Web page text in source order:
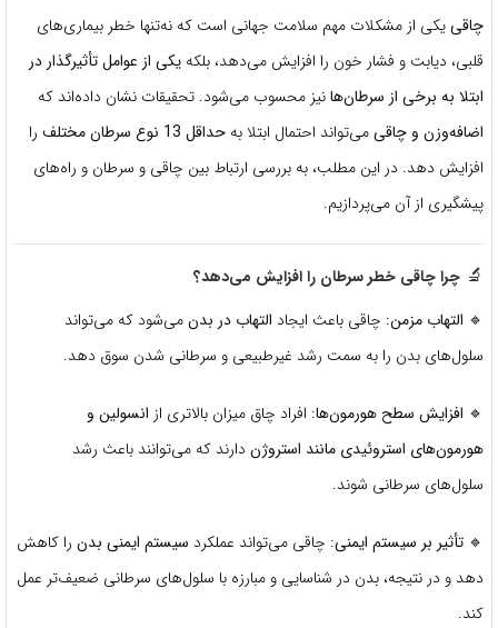
چاقییکی از مشکلات مهم سلامت جهانی است که نه‌تنها خطر بیماری‌های
قلبی، دیابت و فشار خون را افزایش می‌دهد، بلکه یکی از عوامل تأثیرگذار در
ابتلا به برخی از سرطان‌هانیز محسوب می‌شود. تحقیقات نشان داده‌اند که
اضافه‌وزن و چاقیمی‌تواند احتمال ابتلا به حداقل 13 نوع سرطان مختلف
را
افزایش دهد. در این مطلب، به بررسی ارتباط بین چاقی و سرطان و راه‌های
پیشگیری از آن می‌پردازیم.
🔬 چرا چاقی خطر سرطان را افزایش می‌دهد؟
🔹 التهاب مزمن: چاقی باعث ایجاد التهاب در بدنمی‌شود که می‌تواند
سلول‌های بدن را به سمت رشد غیرطبیعی و سرطانی شدن سوق دهد.
🔹 افزایش سطح هورمون‌ها: افراد چاق میزان بالاتری از انسولین و
هورمون‌های استروئیدی مانند استروژن دارند که می‌توانند باعث رشد
سلول‌های سرطانی شوند.
🔹 تأثیر بر سیستم ایمنی: چاقی می‌تواند عملکرد سیستم ایمنی بدن را کاهش
دهد و در نتیجه، بدن در شناسایی و مبارزه با سلول‌های سرطانی ضعیف‌تر عمل
کند.